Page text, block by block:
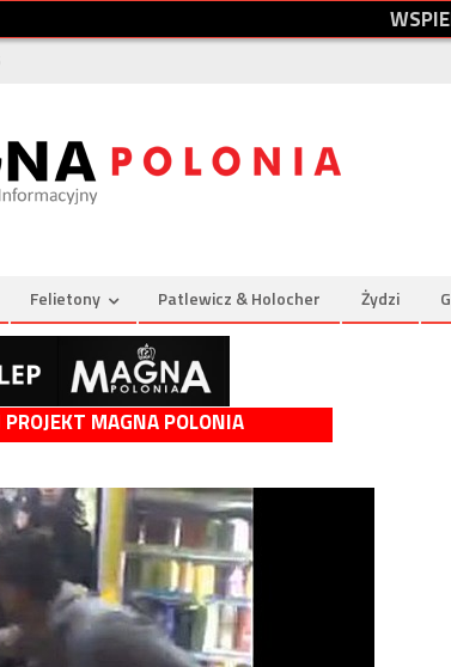
WSPIE
Felietony Patlewicz & Holocher Żydzi
MAGNA POLONIA